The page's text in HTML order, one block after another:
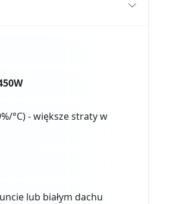
°C) - większe straty w
lub białym dachu